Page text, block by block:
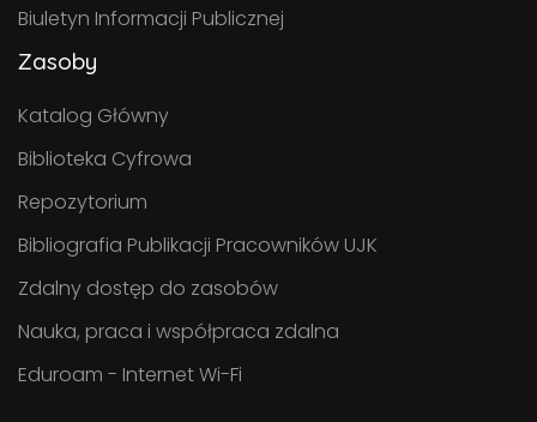
Biuletyn Informacji Publicznej
Zasoby
Katalog Główny
Biblioteka Cyfrowa
Repozytorium
Bibliografia Publikacji Pracowników UJK
Zdalny dostęp do zasobów
Nauka, praca i współpraca zdalna
Eduroam - Internet Wi-Fi